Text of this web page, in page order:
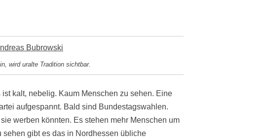
wird uralte Tradition sichtbar.
kalt, nebelig. Kaum Menschen zu sehen. Eine
aufgespannt. Bald sind Bundestagswahlen.
werben könnten. Es stehen mehr Menschen um
gibt es das in Nordhessen übliche